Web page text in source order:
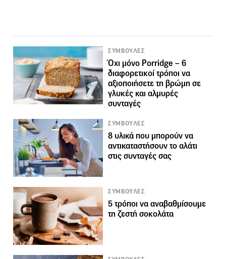
ΣΥΜΒΟΥΛΕΣ
Όχι μόνο Porridge – 6
διαφορετικοί τρόποι να
αξιοποιήσετε τη βρώμη σε
γλυκές και αλμυρές
συνταγές
ΣΥΜΒΟΥΛΕΣ
8 υλικά που μπορούν να
αντικαταστήσουν το αλάτι
στις συνταγές σας
ΣΥΜΒΟΥΛΕΣ
5 τρόποι να αναβαθμίσουμε
τη ζεστή σοκολάτα